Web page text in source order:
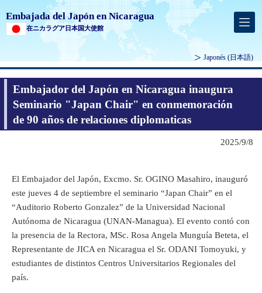
Embajada del Japón en Nicaragua
在ニカラグア日本国大使館
Japonés (日本語)
Embajador del Japón en Nicaragua inaugura
Seminario "Japan Chair" en conmemoración
de 90 años de relaciones diplomaticas
2025/9/8
El Embajador del Japón, Excmo. Sr. OGINO Masahiro, inauguró
este jueves 4 de septiembre el seminario “Japan Chair” en el
“Auditorio Roberto Gonzalez” de la Universidad Nacional
Autónoma de Nicaragua (UNAN-Managua). El evento contó con
la presencia de la Rectora, MSc. Rosa Angela Munguía Beteta, el
Representante de JICA en Nicaragua el Sr. ODANI Tomoyuki, y
estudiantes de distintos Centros Universitarios Regionales del
país.